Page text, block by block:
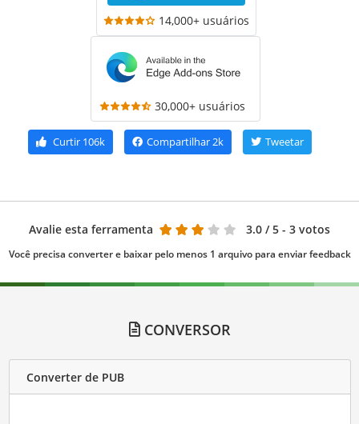
14,000+ usuários
30,000+ usuários
Curtir 106k Compartilhar2k Tweetar
Avalie esta ferramenta 3.0 / 5 - 3 votos
Você precisa converter e baixar pelo menos 1 arquivo para enviar feedback
CONVERSOR
Converter de PUB